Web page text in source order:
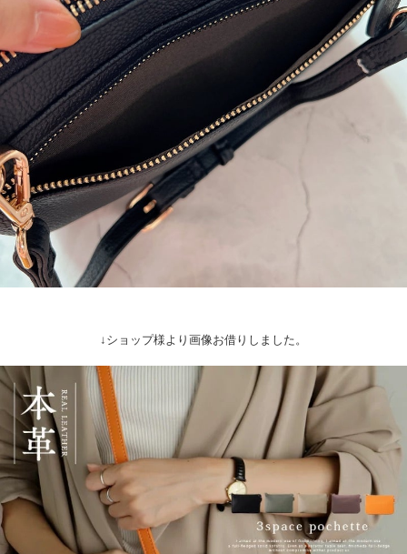
↓ショップ様より画像お借りしました。